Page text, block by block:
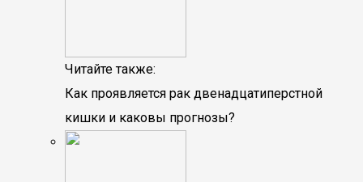
Читайте также:
Как проявляется рак двенадцатиперстной
кишки и каковы прогнозы?